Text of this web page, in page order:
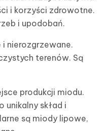
i korzyści zdrowotne.
i upodobań.
i nierozgrzewane.
terenów. Są
produkcji miodu.
unikalny skład i
są miody lipowe,